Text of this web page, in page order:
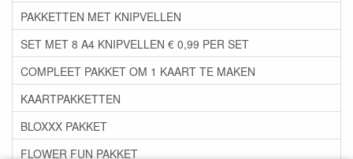
PAKKETTEN MET KNIPVELLEN
SET MET 8 A4 KNIPVELLEN € 0,99 PER SET
COMPLEET PAKKET OM 1 KAART TE MAKEN
KAARTPAKKETTEN
BLOXXX PAKKET
FLOWER FUN PAKKET